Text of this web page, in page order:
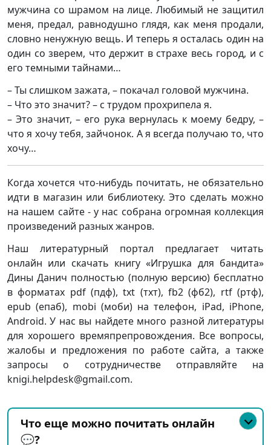
мужчина со шрамом на лице. Любимый не защитил
меня, предал, равнодушно глядя, как меня продали,
словно ненужную вещь. И теперь я осталась один на
один со зверем, что держит в страхе весь город, и с
его темными тайнами…
– Ты слишком зажата, – покачал головой мужчина.
– Что это значит? – с трудом прохрипела я.
– Это значит, – его рука вернулась к моему бедру, –
что я хочу тебя, зайчонок. А я всегда получаю то, что
хочу…
Когда хочется что-нибудь почитать, не обязательно
идти в магазин или библиотеку. Это сделать можно
на нашем сайте - у нас собрана огромная коллекция
произведений разных жанров.
Наш литературный портал предлагает читать
онлайн или скачать книгу «Игрушка для бандита»
Дины Данич полностью (полную версию) бесплатно
в форматах pdf (пдф), txt (тхт), fb2 (фб2), rtf (ртф),
epub (епаб), mobi (моби) на телефон, iPad, iPhone,
Android. У нас вы найдете много разной литературы
для хорошего времяпрепровождения. Все вопросы,
жалобы и предложения по работе сайта, а также
запросы о сотрудничестве отправляйте на
knigi.helpdesk@gmail.com.
Что еще можно почитать онлайн
💬?